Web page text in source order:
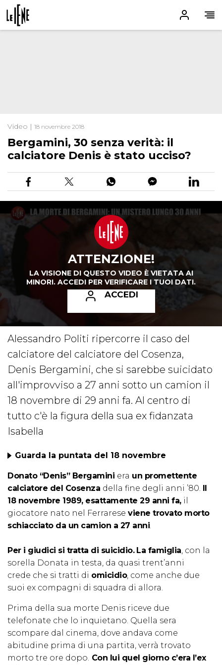
Video | 18 novembre 2018
Bergamini, 30 senza verità: il
calciatore Denis è stato ucciso?
ATTENZIONE!
LA VISIONE DI QUESTO VIDEO È VIETATA AI
MINORI. ACCEDI PER VERIFICARE I TUOI DATI.
ACCEDI
Alessandro Politi ripercorre il caso del
calciatore del calciatore del Cosenza,
Denis Bergamini, che si sarebbe suicidato
all'improvviso a 27 anni sotto un camion il
18 novembre di 29 anni fa. Al centro di
tutto c'è la figura della sua ex fidanzata
Isabella
Guarda la puntata del 18 novembre
Donato “Denis” Bergamini era un promettente
calciatore del Cosenza della fine degli anni ’80.
18 novembre 1989, esattamente 29 anni fa,il
giocatore nato nel Ferrarese viene trovato morto
schiacciato da un camion a 27 anni.
Per i giudici si tratta di suicidio. La famiglia, con la
sorella Donata in testa, da quasi trent’anni
crede che si tratti di omicidio, come anche due
suoi ex compagni di squadra di allora.
Prima della sua morte Denis riceve due
telefonate che lo inquietano. Quella sera
scompare dal cinema, dove andava come
abitudine prima di una partita, verrà trovato
morto tre ore dopo. Con lui quel giorno c’era l’ex